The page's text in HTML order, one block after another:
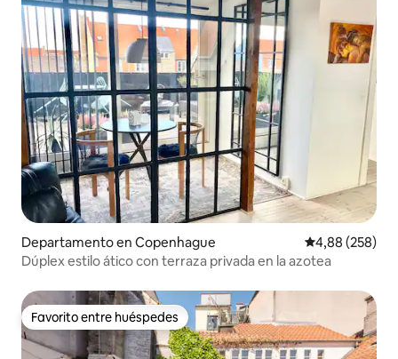
Departamento en Copenhague Calificación
4,88 (258)
Dúplex estilo ático con terraza privada en la azotea
Favorito entre huéspedes
Favorito entre huéspedes